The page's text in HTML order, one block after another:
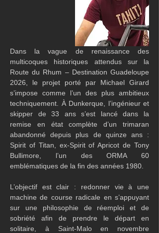
Dans la vague de renaissance des
multicoques historiques attendus sur la
Route du Rhum – Destination Guadeloupe
2026, le projet porté par Michael Girard
s’impose comme l’un des plus ambitieux
techniquement. À Dunkerque, l’ingénieur et
skipper de 33 ans s’est lancé dans la
remise en état complète d’un trimaran
abandonné depuis plus de quinze ans :
Spirit of Titan, ex-Spirit of Apricot de Tony
Bullimore, l’un des ORMA 60
emblématiques de la fin des années 1980.
L’objectif est clair : redonner vie à une
machine de course radicale en s’appuyant
sur une philosophie de réemploi et de
sobriété afin de prendre le départ en
solitaire, à Saint-Malo en novembre